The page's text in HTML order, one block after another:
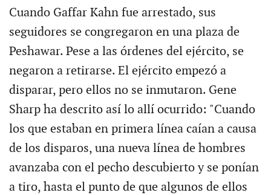
Cuando Gaffar Kahn fue arrestado, sus
seguidores se congregaron en una plaza de
Peshawar. Pese a las órdenes del ejército, se
negaron a retirarse. El ejército empezó a
disparar, pero ellos no se inmutaron. Gene
Sharp ha descrito así lo allí ocurrido: "Cuando
los que estaban en primera línea caían a causa
de los disparos, una nueva línea de hombres
avanzaba con el pecho descubierto y se ponían
a tiro, hasta el punto de que algunos de ellos